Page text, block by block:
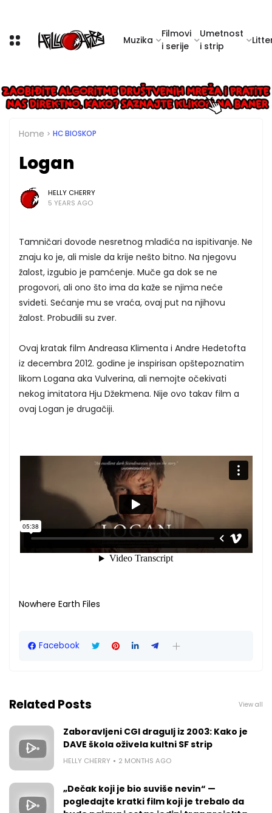
Muzika
Filmovi
i serije
Umetnost
i strip
Home HC BIOSKOP
Logan
HELLY CHERRY
5 YEARS AGO
Tamničari dovode nesretnog mladića na ispitivanje. Ne
znaju ko je, ali misle da krije nešto bitno. Na njegovu
žalost, izgubio je pamćenje. Muče ga dok se ne
progovori, ali ono što ima da kaže se njima neće
svideti. Sećanje mu se vraća, ovaj put na njihovu
žalost. Probudili su zver.
Ovaj kratak film Andreasa Klimenta i Andre Hedetofta
iz decembra 2012. godine je inspirisan opštepoznatim
likom Logana aka Vulverina, ali nemojte očekivati
nekog imitatora Hju Džekmena. Nije ovo takav film a
ovaj Logan je drugačiji.
Nowhere Earth Files
Facebook
Related Posts View all
Zaboravljeni CGI dragulj iz 2003: Kako je
DAVE škola oživela kultni SF strip
HELLY CHERRY 2 MONTHS AGO
„Dečak koji je bio suviše nevin“ —
pogledajte kratki film koji je trebalo da